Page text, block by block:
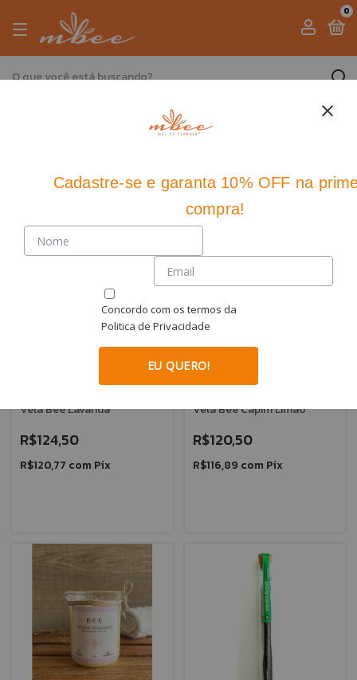
0
Vela Bee Lavanda
R$124,50
R$120,77 com Pix
Vela Bee Capim Limao
R$120,50
R$116,89 com Pix
Cadastre-see garanta 10% OFF na
compra!
Concordo com os termos da
Politica de Privacidade
EU QUERO!